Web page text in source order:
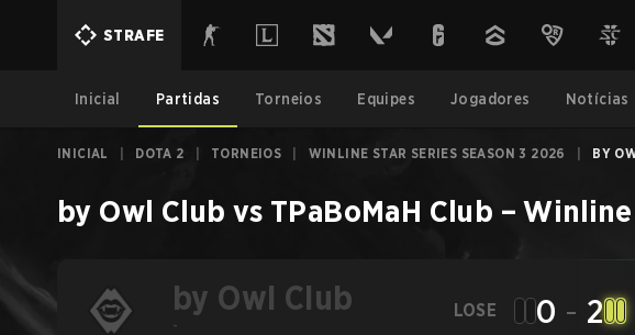
STRAFE
Inicial Partidas Torneios Equipes Jogadores Notícias
INICIAL DOTA 2 TORNEIOS WINLINE STAR SERIES SEASON 3 2026 BY
by Owl Club vs TPaBoMaH Club –Winline
by Owl Club
-
LOSE 0 - 2